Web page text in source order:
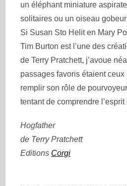
un éléphant miniature
solitaires ou un oiseau
Si Susan Sto Helit en Mary
Tim Burtonest l’une des
de Terry Pratchett, j’avoue
passages favoris étaient
remplir son rôle de
tentant de comprendre l’esprit
Hogfather
de Terry Pratchett
Editions Corgi